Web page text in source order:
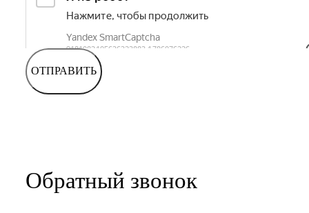
ОТПРАВИТЬ
Обратный звонок